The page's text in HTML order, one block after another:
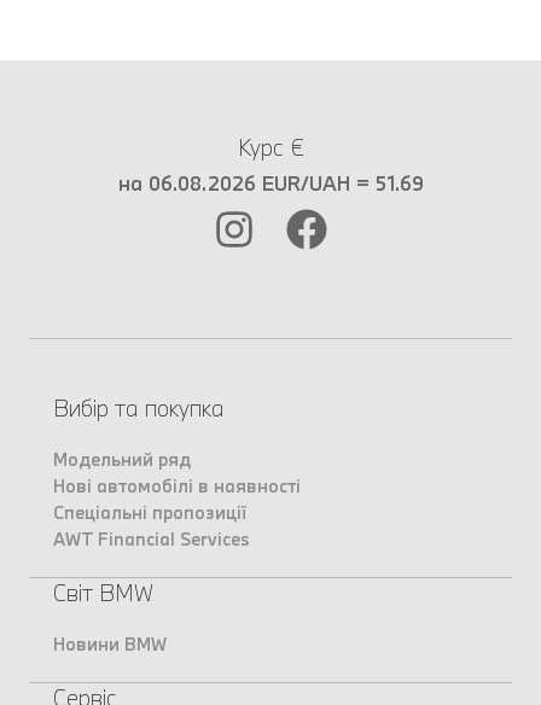
Курс €
на 06.08.2026 EUR/UAH = 51.69
Вибір та покупка
Модельний ряд
Нові автомобілі в наявності
Спеціальні пропозиції
AWT Financial Services
Світ BMW
Новини BMW
Сервіс